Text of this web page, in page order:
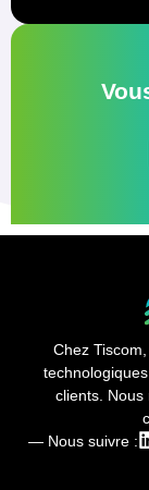
Chez
clients.
— Nous suivre :